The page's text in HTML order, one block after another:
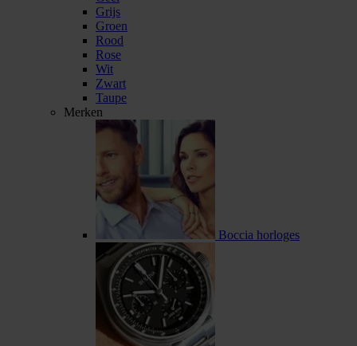
Grijs
Groen
Rood
Rose
Wit
Zwart
Taupe
Merken
Boccia horloges